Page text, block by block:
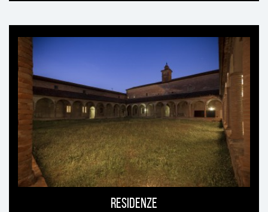
Ti
può
interessare
Residenze